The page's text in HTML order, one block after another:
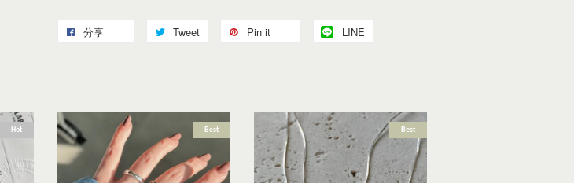
分享 Tweet Pin it LINE
Hot Best Best